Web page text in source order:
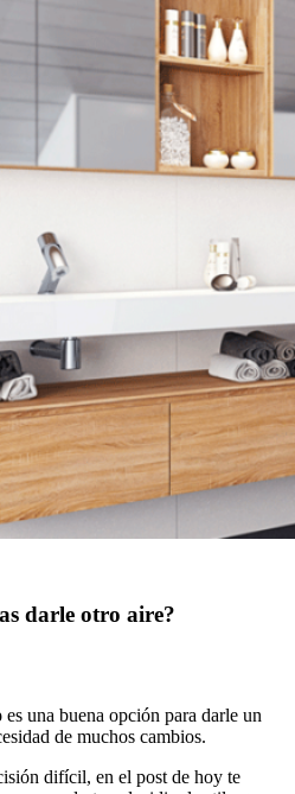
darle otro aire?
es una buena opción para darle un
de muchos cambios.
difícil, en el post de hoy te